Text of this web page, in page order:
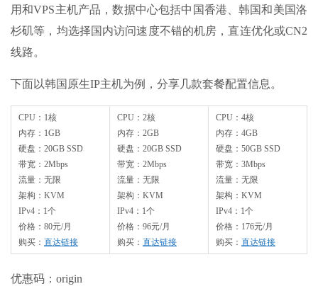
用和VPS主机产品，数据中心包括中国香港、韩国和美国洛
杉矶等，均选择国内访问速度不错的机房，直连优化或CN2
线路。
下面以韩国原生IP主机为例，分享几款套餐配置信息。
CPU：1核
内存：1GB
硬盘：20GB SSD
带宽：2Mbps
流量：无限
架构：KVM
IPv4：1个
价格：80元/月
购买： 直达链接
CPU：2核
内存：2GB
硬盘：20GB SSD
带宽：2Mbps
流量：无限
架构：KVM
IPv4：1个
价格：96元/月
购买： 直达链接
CPU：4核
内存：4GB
硬盘：50GB SSD
带宽：3Mbps
流量：无限
架构：KVM
IPv4：1个
价格：176元/月
购买： 直达链接
优惠码：origin